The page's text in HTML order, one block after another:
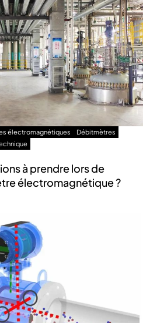
électromagnétiques
Débitmètres
à prendre lors de
électromagnétique ?